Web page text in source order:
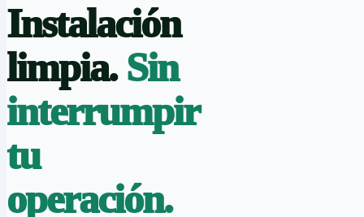
Instalación
limpia. Sin
interrumpir
tu
operación.